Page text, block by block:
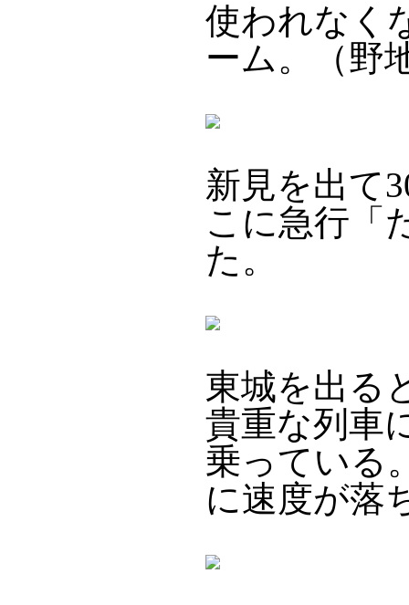
使われなく
ーム。（野
新見を出て
こに急行「
た。
東城を出る
貴重な列車
乗っている
に速度が落